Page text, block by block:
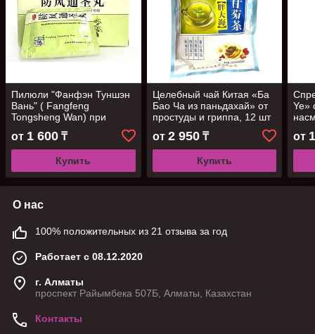
Пилюли "Фанфэн Туншэн
Вань" ( Fangfeng
Tongsheng Wan) при
простуде, ангине и
гриппе, 10 пакетиков
от 1 600 ₸
Купить
Целебный чай Китая «Ба
Бао Ча из паньдахай» от
простуды и гриппа, 12 шт
от 2 950₸
Купить
Ye»
от
О нас
100% положительных из 21 отзыва за год
Работает с 08.12.2020
г. Алматы
проспект Райымбека 507Б, Алматы, Казахстан
Контакты